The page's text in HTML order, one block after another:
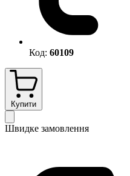
Код: 60109
Купити
Швидке замовлення